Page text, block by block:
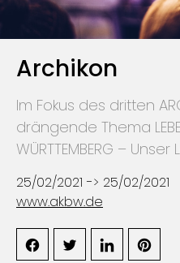
Archikon
Im Fokus des dritten
drängende Thema
WÜRTTEMBERG –
25/02/2021 -> 25/02/2021
www.akbw.de